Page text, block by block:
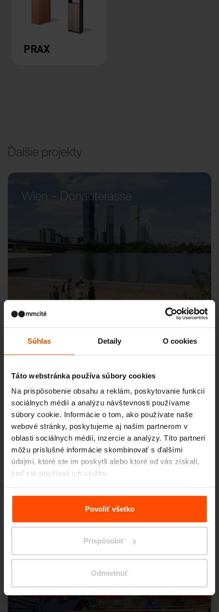
Súhlas Detaily O cookies
Táto webstránka používa súbory cookies
Na prispôsobenie obsahu a reklám, poskytovanie funkcií
sociálnych médií a analýzu návštevnosti používame
súbory cookie. Informácie o tom, ako používate naše
webové stránky, poskytujeme aj našim partnerom v
oblasti sociálnych médií, inzercie a analýzy. Títo partneri
môžu príslušné informácie skombinovať s ďalšími
údajmi, ktoré ste im poskytli alebo ktoré od vás získali,
keď ste používali ich služby.
Viac informácií nájdete na stránkeZásady zpracování
Povoliť všetko
Prispôsobiť
Odmietnuť
PRAX
Ďalšie projekty
Wien – Donauterasse
Seattle – Popup park